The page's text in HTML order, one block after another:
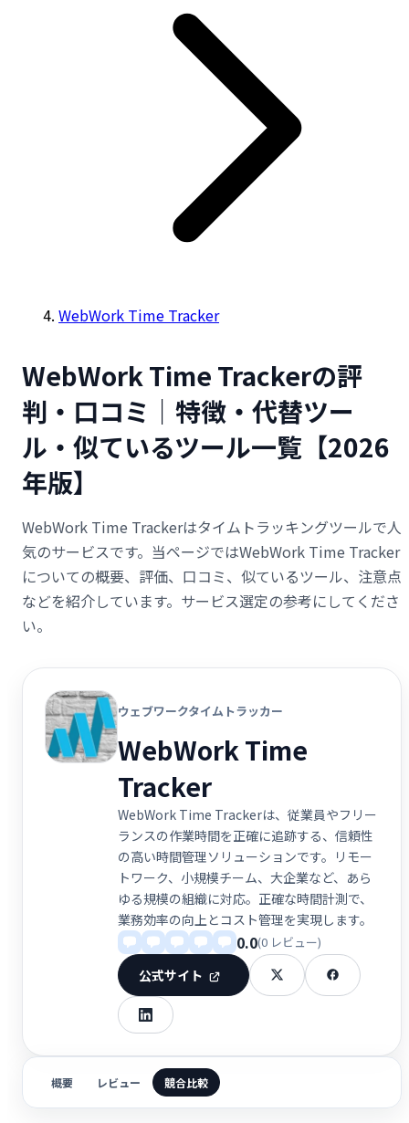
WebWork Time Tracker
WebWork Time Trackerの評
判・口コミ｜特徴・代替ツー
ル・似ているツール一覧【2026
年版】
WebWork Time Trackerはタイムトラッキングツールで人
気のサービスです。当ページではWebWork Time Tracker
についての概要、評価、口コミ、似ているツール、注意点
などを紹介しています。サービス選定の参考にしてくださ
い。
ウェブワークタイムトラッカー
WebWork Time
Tracker
WebWork Time Trackerは、従業員やフリー
ランスの作業時間を正確に追跡する、信頼性
の高い時間管理ソリューションです。リモー
トワーク、小規模チーム、大企業など、あら
ゆる規模の組織に対応。正確な時間計測で、
業務効率の向上とコスト管理を実現します。
0.0(0 レビュー)
公式サイト
概要 レビュー 競合比較